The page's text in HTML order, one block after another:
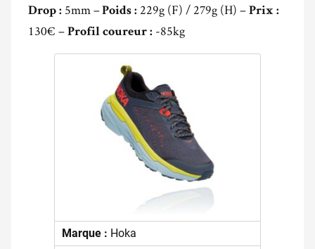
Drop : 5mm –Poids : 229g (F) / 279g (H) – Prix :
130€ – Profil coureur : -85kg
Marque : Hoka